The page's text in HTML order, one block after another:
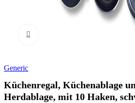
Generic
Küchenregal, Küchenablage
Herdablage, mit 10 Haken,